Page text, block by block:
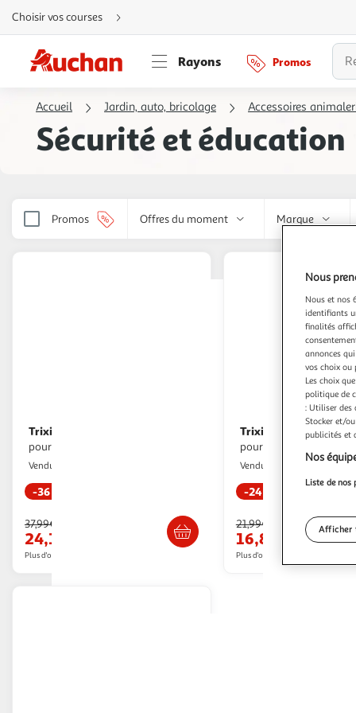
Aller
directement
au
Aller
directement
à
Aller
la
navigation
besoin
Choisir vos courses
Rayons Promos
Accueil Jardin, auto, bricolage Accessoires
Sécurité et éducation
Promos Offres du moment Marque
Trixie
pour chat 8x3m
Vendu par
-36 %
37,99€
24,19€
Plus d'offres à partir de
Trixie
pour chat
Vendu par
-24 %
21,99€
16,80€
Plus d'offres à partir de
Nous
Nous et nos
identifiants
finalités
annonces
vos choix ou
Les choix
politique de
: Utiliser des
Stocker et/
publicités et
Nos
Liste de nos
Afficher